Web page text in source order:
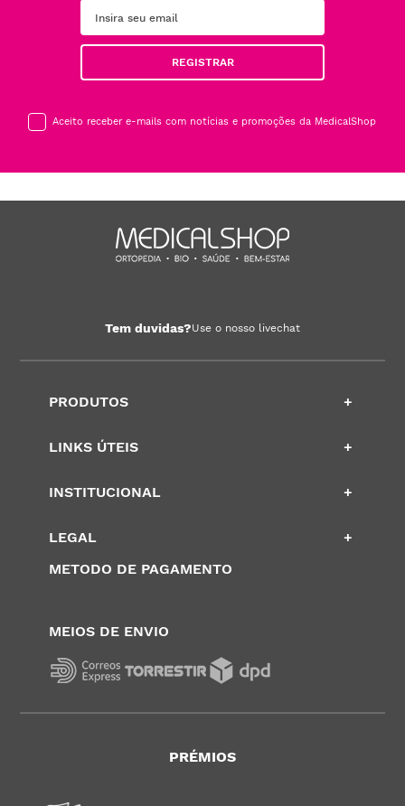
REGISTRAR
Aceito receber e-mails com notícias e promoções da MedicalShop
Tem duvidas?Use o nosso livechat
PRODUTOS +
LINKS ÚTEIS +
INSTITUCIONAL +
LEGAL
+
METODO DE PAGAMENTO
MEIOS DE ENVIO
PRÉMIOS